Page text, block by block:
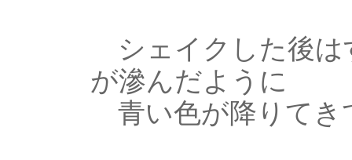
シェイクした後は
が滲んだように
青い色が降りてき